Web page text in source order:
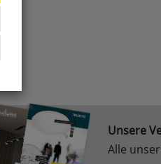
Unsere
Alle